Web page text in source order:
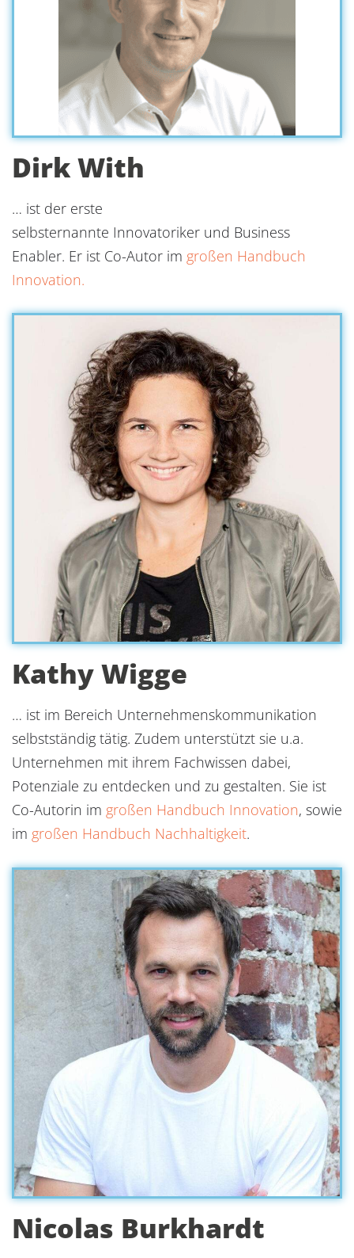
Dirk With
… ist der erste
selbsternannte Innovatoriker und Business
Enabler. Er ist Co-Autor im großen Handbuch
Innovation.
Kathy Wigge
… ist im Bereich Unternehmenskommunikation
selbstständig tätig. Zudem unterstützt sie u.a.
Unternehmen mit ihrem Fachwissen dabei,
Potenziale zu entdecken und zu gestalten. Sie ist
Co-Autorin im großen Handbuch Innovation, sowie
im großen Handbuch Nachhaltigkeit.
Nicolas Burkhardt